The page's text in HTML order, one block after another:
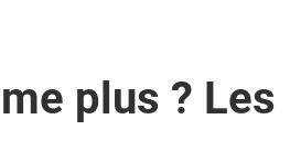
plus ? Les